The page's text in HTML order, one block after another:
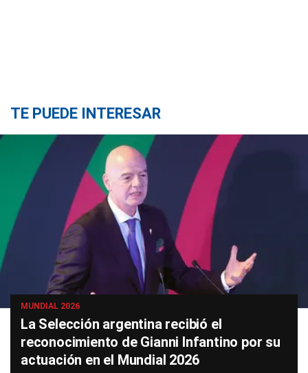
TE PUEDE INTERESAR
MUNDIAL 2026
La Selección argentina recibió el
reconocimiento de Gianni Infantino por su
actuación en el Mundial 2026